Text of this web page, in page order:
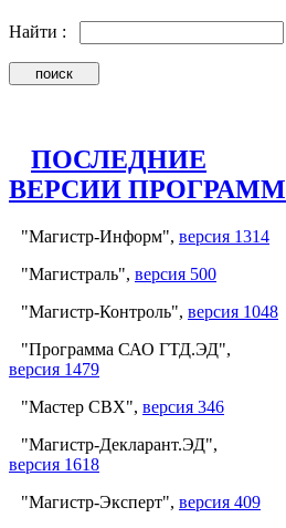
Найти :
ПОСЛЕДНИЕ
ВЕРСИИ ПРОГРАММ
"Магистр-Информ", версия 1314
"Магистраль", версия 500
"Магистр-Контроль", версия 1048
"Программа САО ГТД.ЭД",
версия 1479
"Мастер СВХ", версия 346
"Магистр-Декларант.ЭД",
версия 1618
"Магистр-Эксперт", версия 409